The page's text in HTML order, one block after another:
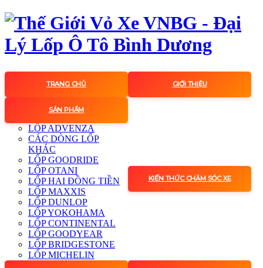
TRANG CHỦ GIỚI THIỆU
SẢN PHẨM
LỐP ADVENZA
CÁC DÒNG LỐP
KHÁC
LỐP GOODRIDE
LỐP OTANI
LỐP HAI ĐỒNG TIỀN
LỐP MAXXIS
LỐP DUNLOP
LỐP YOKOHAMA
LỐP CONTINENTAL
LỐP GOODYEAR
LỐP BRIDGESTONE
LỐP MICHELIN
KIẾN THỨC CHĂM SÓC XE